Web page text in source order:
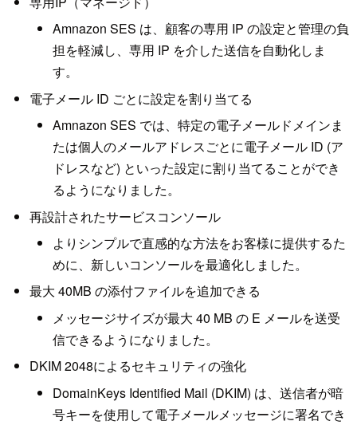
Amnazon SES は、顧客の専用 IP の設定と管理の負
担を軽減し、専用 IP を介した送信を自動化しま
す。
電子メール ID ごとに設定を割り当てる
Amnazon SES では、特定の電子メールドメインま
たは個人のメールアドレスごとに電子メール ID (ア
ドレスなど) といった設定に割り当てることができ
るようになりました。
再設計されたサービスコンソール
よりシンプルで直感的な方法をお客様に提供するた
めに、新しいコンソールを最適化しました。
最大 40MB の添付ファイルを追加できる
メッセージサイズが最大 40 MB の E メールを送受
信できるようになりました。
DKIM 2048によるセキュリティの強化
DomainKeys Identified Mail (DKIM) は、送信者が暗
号キーを使用して電子メールメッセージに署名でき